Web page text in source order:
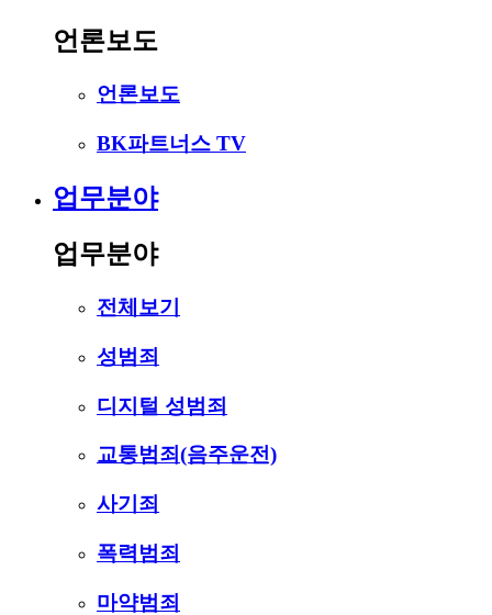
언론보도
언론보도
BK파트너스 TV
업무분야
업무분야
전체보기
성범죄
디지털 성범죄
교통범죄(음주운전)
사기죄
폭력범죄
마약범죄